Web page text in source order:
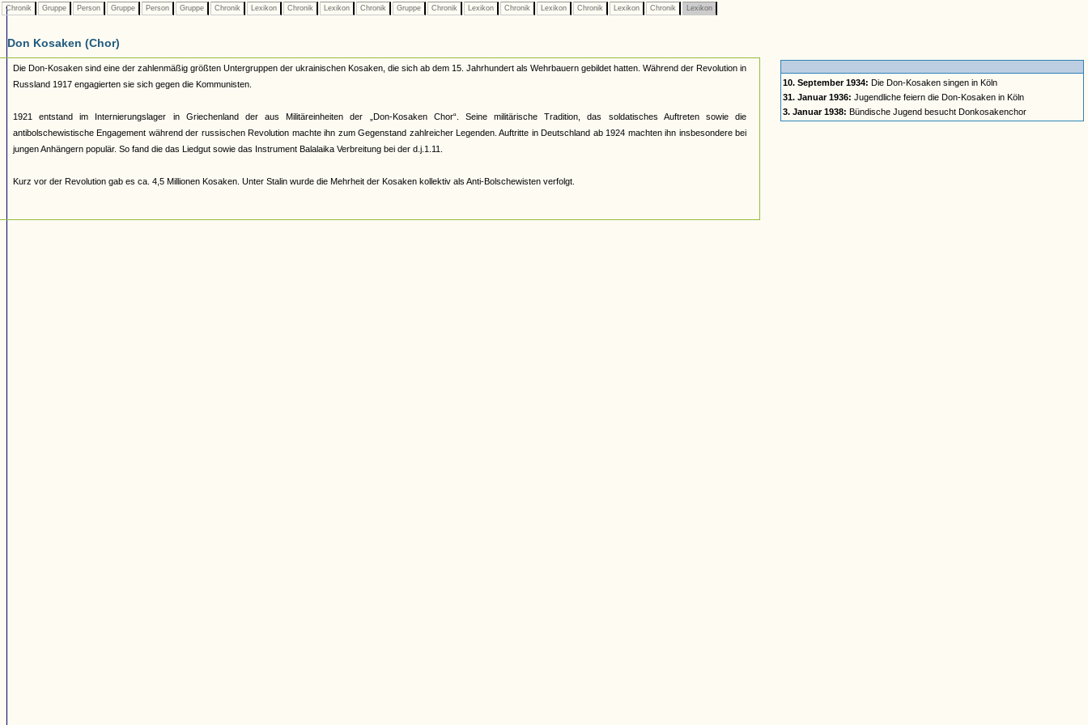
Chronik Gruppe Person Gruppe Person Gruppe Chronik Lexikon Chronik Lexikon Chronik Gruppe Chronik Lexikon Chronik Lexikon Chronik Lexikon Chronik Lexikon
Don Kosaken (Chor)
Die Don-Kosaken sind eine der zahlenmäßig größten Untergruppen der ukrainischen Kosaken, die sich ab dem 15. Jahrhundert als Wehrbauern gebildet hatten. Während der Revolution in
Russland 1917 engagierten sie sich gegen die Kommunisten.
1921 entstand im Internierungslager in Griechenland der aus Militäreinheiten der „Don-Kosaken Chor“. Seine militärische Tradition, das soldatisches Auftreten sowie die
antibolschewistische Engagement während der russischen Revolution machte ihn zum Gegenstand zahlreicher Legenden. Auftritte in Deutschland ab 1924 machten ihn insbesondere bei
jungen Anhängern populär. So fand die das Liedgut sowie das Instrument Balalaika Verbreitung bei der d.j.1.11.
Kurz vor der Revolution gab es ca. 4,5 Millionen Kosaken. Unter Stalin wurde die Mehrheit der Kosaken kollektiv als Anti-Bolschewisten verfolgt.
10. September 1934: Die Don-Kosaken singen in Köln
31. Januar 1936: Jugendliche feiern die Don-Kosaken in Köln
3. Januar 1938: Bündische Jugend besucht Donkosakenchor